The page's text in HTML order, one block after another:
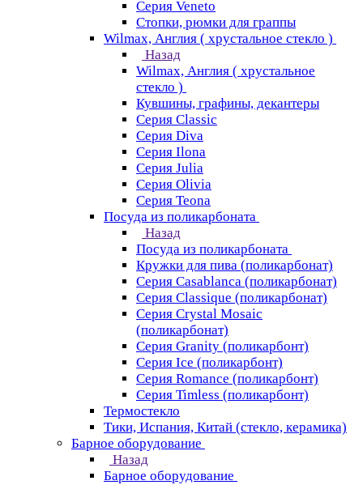
Серия Veneto
Стопки, рюмки для граппы
Wilmax, Англия ( хрустальное стекло )
Назад
Wilmax, Англия ( хрустальное
стекло )
Кувшины, графины, декантеры
Серия Classic
Серия Diva
Серия Ilona
Серия Julia
Серия Olivia
Серия Teona
Посуда из поликарбоната
Назад
Посуда из поликарбоната
Кружки для пива (поликарбонат)
Серия Casablanсa (поликарбонат)
Серия Classique (поликарбонат)
Серия Crystal Mosaic
(поликарбонат)
Серия Granity (поликарбонт)
Серия Ice (поликарбонт)
Серия Romance (поликарбонт)
Серия Timless (поликарбонт)
Термостекло
Тики, Испания, Китай (стекло, керамика)
Барное оборудование
Назад
Барное оборудование